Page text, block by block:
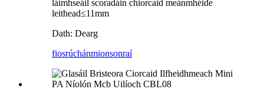
láimhseáil scoradáin chiorcaid meánmhéide
leithead≤11mm
Dath: Dearg
fiosrúchánmionsonraí